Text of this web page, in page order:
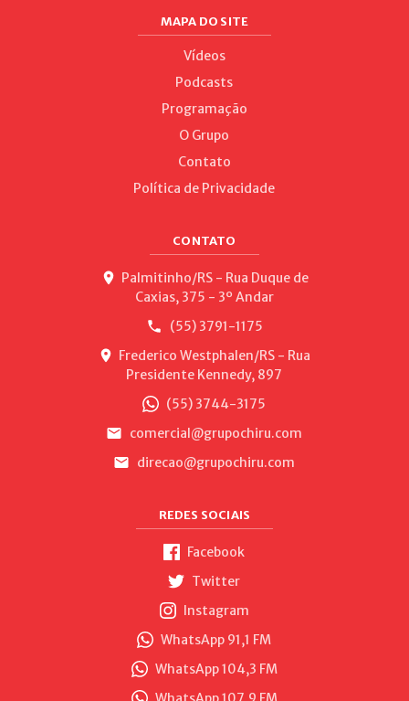
MAPA DO SITE
Vídeos
Podcasts
Programação
O Grupo
Contato
Política de Privacidade
CONTATO
Palmitinho/RS - Rua Duque de
Caxias, 375 - 3º Andar
(55) 3791-1175
Frederico Westphalen/RS - Rua
Presidente Kennedy, 897
(55) 3744-3175
comercial@grupochiru.com
direcao@grupochiru.com
REDES SOCIAIS
Facebook
Twitter
Instagram
WhatsApp 91,1 FM
WhatsApp 104,3 FM